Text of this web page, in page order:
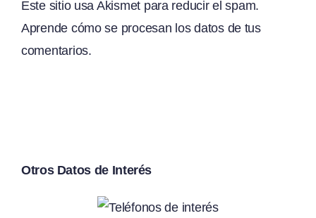
Este sitio usa Akismet para reducir el spam.
Aprende cómo se procesan los datos de tus
comentarios.
Otros Datos de Interés